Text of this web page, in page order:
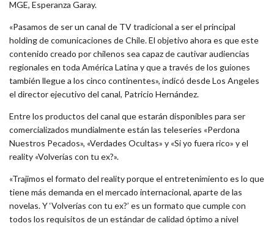
MGE, Esperanza Garay.
«Pasamos de ser un canal de TV tradicional a ser el principal
holding de comunicaciones de Chile. El objetivo ahora es que este
contenido creado por chilenos sea capaz de cautivar audiencias
regionales en toda América Latina y que a través de los guiones
también llegue a los cinco continentes», indicó desde Los Angeles
el director ejecutivo del canal, Patricio Hernández.
Entre los productos del canal que estarán disponibles para ser
comercializados mundialmente están las teleseries «Perdona
Nuestros Pecados», «Verdades Ocultas» y «Si yo fuera rico» y el
reality «Volverías con tu ex?».
«Trajimos el formato del reality porque el entretenimiento es lo que
tiene más demanda en el mercado internacional, aparte de las
novelas. Y ‘Volverías con tu ex?’ es un formato que cumple con
todos los requisitos de un estándar de calidad óptimo a nivel